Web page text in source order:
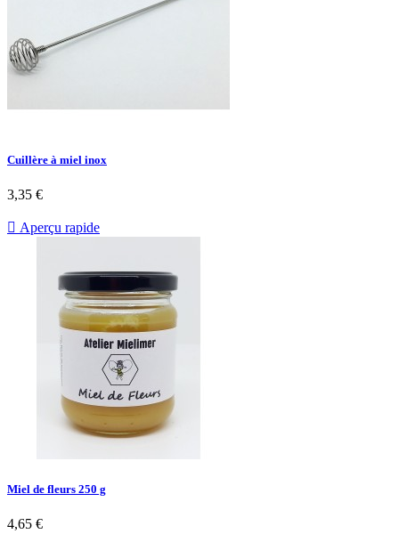
Cuillère à miel inox
3,35 €
 Aperçu rapide
Miel de fleurs 250 g
4,65 €